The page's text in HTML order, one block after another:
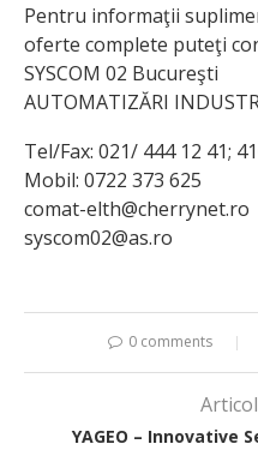
Pentru informaţii
oferte complete puteţi
SYSCOM 02 Bucureşti
AUTOMATIZĂRI
Tel/Fax: 021/ 444 12 41;
Mobil: 0722 373 625
comat-elth@cherrynet.ro
syscom02@as.ro
0 comments
YAGEO – Innovative